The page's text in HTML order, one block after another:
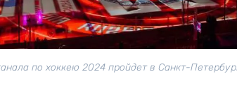
по хоккею 2024 пройдет в Санкт-